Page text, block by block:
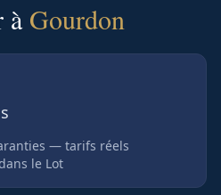
à Gourdon
— tarifs réels
le Lot